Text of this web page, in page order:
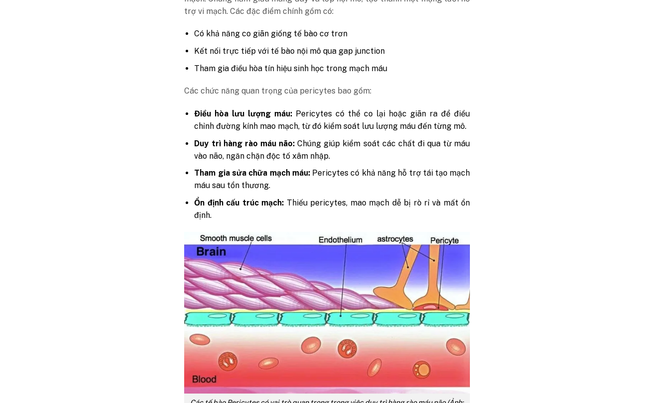
trợ vi mạch. Các đặc điểm chính gồm có:
Có khả năng co giãn giống tế bào cơ trơn
Kết nối trực tiếp với tế bào nội mô qua gap junction
Tham gia điều hòa tín hiệu sinh học trong mạch máu
Các chức năng quan trọng của pericytes bao gồm:
Điều hòa lưu lượng máu: Pericytes có thể co lại hoặc giãn ra để điều
chỉnh đường kính mao mạch, từ đó kiểm soát lưu lượng máu đến từng mô.
Duy trì hàng rào máu não: Chúng giúp kiểm soát các chất đi qua từ máu
vào não, ngăn chặn độc tố xâm nhập.
Tham gia sửa chữa mạch máu:Pericytes có khả năng hỗ trợ tái tạo mạch
máu sau tổn thương.
Ổn định cấu trúc mạch: Thiếu pericytes, mao mạch dễ bị rò rỉ và mất ổn
định.